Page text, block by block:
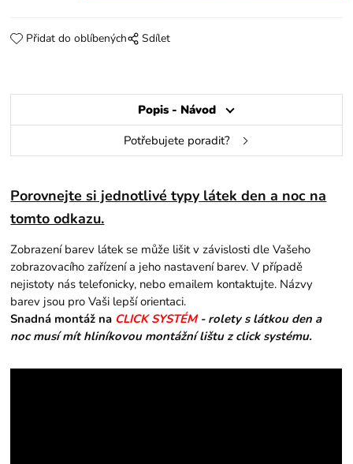
Přidat do oblíbených Sdílet
Popis - Návod
Potřebujete poradit?
Porovnejte si jednotlivé typy látek den a noc na
tomto odkazu.
Zobrazení barev látek se může lišit v závislosti dle Vašeho
zobrazovacího zařízení a jeho nastavení barev. V případě
nejistoty nás telefonicky, nebo emailem kontaktujte. Názvy
barev jsou pro Vaši lepší orientaci.
Snadná montáž na CLICK SYSTÉM - rolety s látkou den a
noc musí mít hliníkovou montážní lištu z click systému.